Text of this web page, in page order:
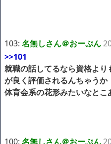
103: 名無しさん＠おーぷん
>>101
就職の話してるなら資格よ
が良く評価されるんちゃうか
体育会系の花形みたいなとこ
100: 名無しさん＠おーぷん